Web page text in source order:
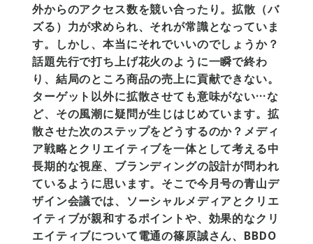
外からのアクセス数を競い合ったり。拡散（バ
ズる）力が求められ、それが常識となっていま
す。しかし、本当にそれでいいのでしょうか？
話題先行で打ち上げ花火のように一瞬で終わ
り、結局のところ商品の売上に貢献できない。
ターゲット以外に拡散させても意味がない…な
ど、その風潮に疑問が生じはじめています。拡
散させた次のステップをどうするのか？メディ
ア戦略とクリエイティブを一体として考える中
長期的な視座、ブランディングの設計が問われ
ているように思います。そこで今月号の青山デ
ザイン会議では、ソーシャルメディアとクリエ
イティブが親和するポイントや、効果的なクリ
エイティブについて電通の篠原誠さん、BBDO